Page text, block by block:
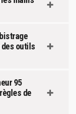
outils
95
de